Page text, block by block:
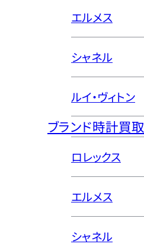
エルメス
シャネル
ルイ・ヴィトン
ブランド時計買取
ロレックス
エルメス
シャネル